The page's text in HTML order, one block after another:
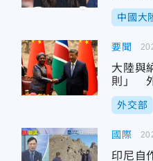
光
中國大
要聞
大陸與
則」
外交部
國際
印尼自